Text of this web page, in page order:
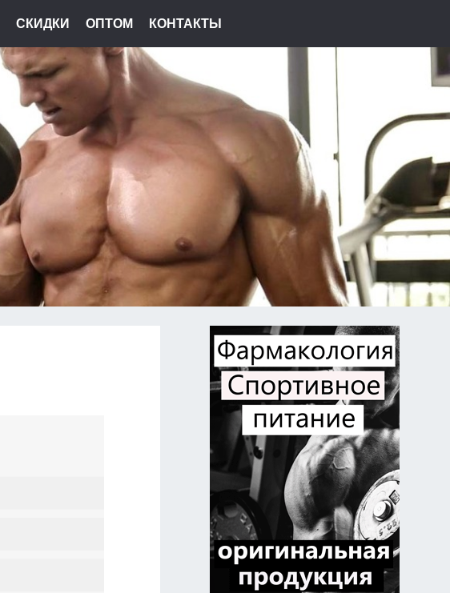
СКИДКИ ОПТОМ КОНТАКТЫ